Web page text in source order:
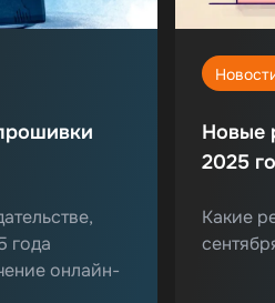
года
онлайн-
Новые
2025
Какие